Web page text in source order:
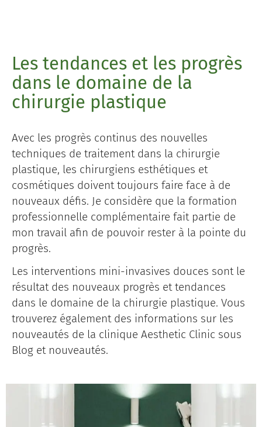
Les tendances et les progrès
dans le domaine de la
chirurgie plastique
Avec les progrès continus des nouvelles
techniques de traitement dans la chirurgie
plastique, les chirurgiens esthétiques et
cosmétiques doivent toujours faire face à de
nouveaux défis. Je considère que la formation
professionnelle complémentaire fait partie de
mon travail afin de pouvoir rester à la pointe du
progrès.
Les interventions mini-invasives douces sont le
résultat des nouveaux progrès et tendances
dans le domaine de la chirurgie plastique. Vous
trouverez également des informations sur les
nouveautés de la clinique Aesthetic Clinic sous
Blog et nouveautés.